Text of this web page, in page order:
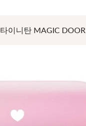
타이니탄 MAGIC